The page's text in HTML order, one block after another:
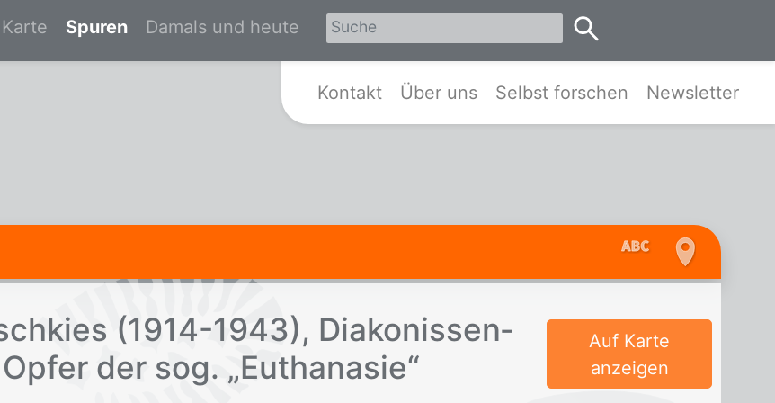
Startseite von Spurensuche Kreis Pinneberg und Umgebung
Karte Spuren Damals und heute
Kontakt Über uns Selbst forschen Newsletter
(1914-1943), Dia­ko­nis­sen­
der sog. „Eu­tha­na­sie“
Auf Karte
anzeigen